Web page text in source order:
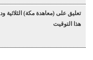
تعليق على (معاهدة مكة) الثلاثية
هذا التوقيت